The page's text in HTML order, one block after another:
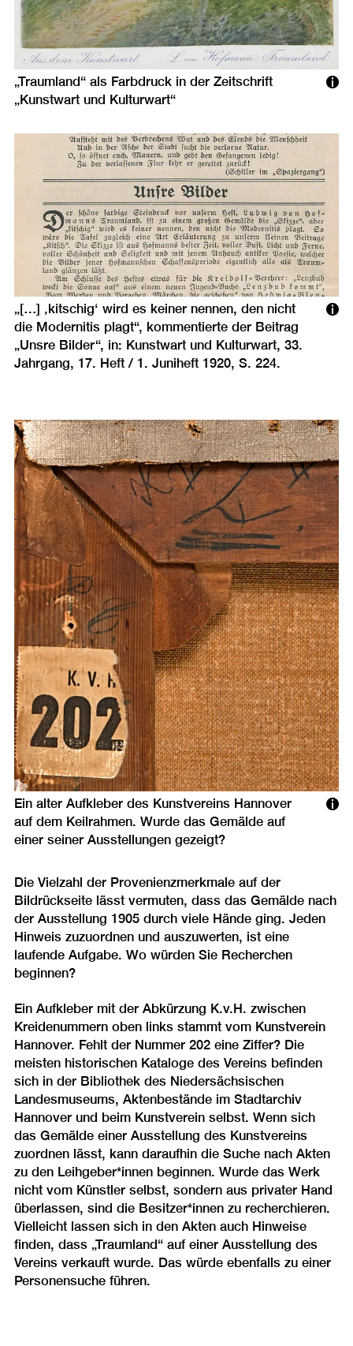
„Traumland“ als Farbdruck in der Zeitschrift
„Kunstwart und Kulturwart“
„[…] ‚kitschig‘ wird es keiner nennen, den nicht
die Modernitis plagt“, kommentierte der Beitrag
„Unsre Bilder“, in: Kunstwart und Kulturwart, 33.
Jahrgang, 17. Heft / 1. Juniheft 1920, S. 224.
Ein alter Aufkleber des Kunstvereins Hannover
auf dem Keilrahmen. Wurde das Gemälde auf
einer seiner Ausstellungen gezeigt?
Die Vielzahl der Provenienzmerkmale auf der
Bildrückseite lässt vermuten, dass das Gemälde nach
der Ausstellung 1905 durch viele Hände ging. Jeden
Hinweis zuzuordnen und auszuwerten, ist eine
laufende Aufgabe. Wo würden Sie Recherchen
beginnen?
Ein Aufkleber mit der Abkürzung K.v.H. zwischen
Kreidenummern oben links stammt vom Kunstverein
Hannover. Fehlt der Nummer 202 eine Ziffer? Die
meisten historischen Kataloge des Vereins befinden
sich in der Bibliothek des Niedersächsischen
Landesmuseums, Aktenbestände im Stadtarchiv
Hannover und beim Kunstverein selbst. Wenn sich
das Gemälde einer Ausstellung des Kunstvereins
zuordnen lässt, kann daraufhin die Suche nach Akten
zu den Leihgeber*innen beginnen. Wurde das Werk
nicht vom Künstler selbst, sondern aus privater Hand
überlassen, sind die Besitzer*innen zu recherchieren.
Vielleicht lassen sich in den Akten auch Hinweise
finden, dass „Traumland“ auf einer Ausstellung des
Vereins verkauft wurde. Das würde ebenfalls zu einer
Personensuche führen.